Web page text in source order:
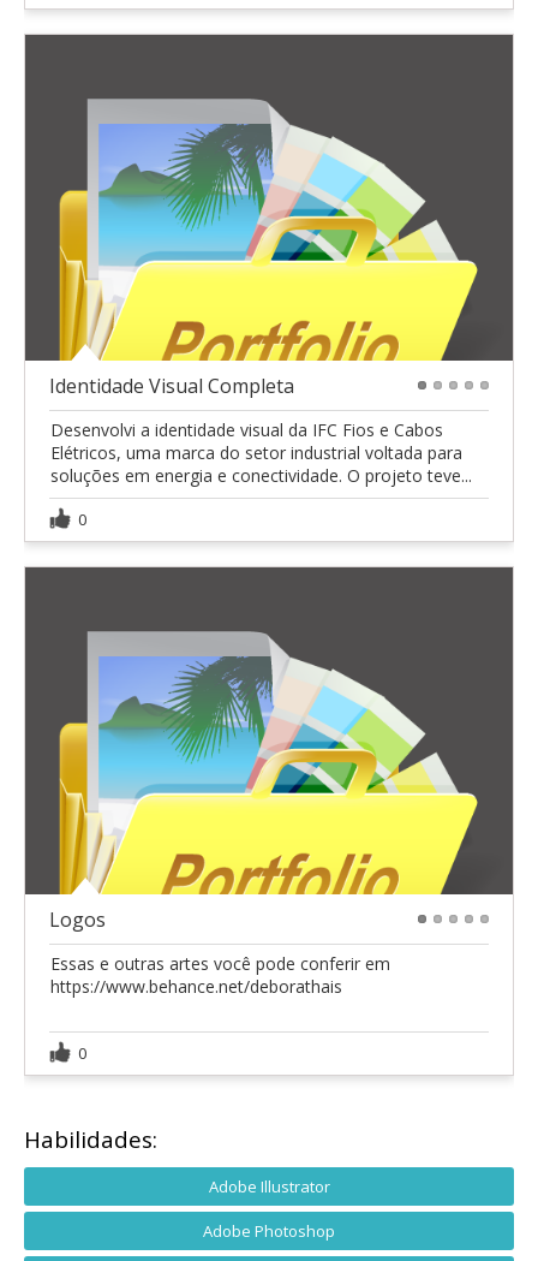
Identidade Visual Completa
Desenvolvi a identidade visual da IFC Fios e Cabos
Elétricos, uma marca do setor industrial voltada para
soluções em energia e conectividade. O projeto teve...
0
Logos
Essas e outras artes você pode conferir em
https://www.behance.net/deborathais
0
Habilidades:
Adobe Illustrator
Adobe Photoshop